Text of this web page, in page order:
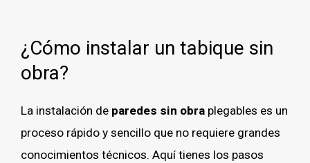
¿Cómo instalar un tabique sin
obra?
La instalación de paredes sin obra plegables es un
proceso rápido y sencillo que no requiere grandes
conocimientos técnicos. Aquí tienes los pasos